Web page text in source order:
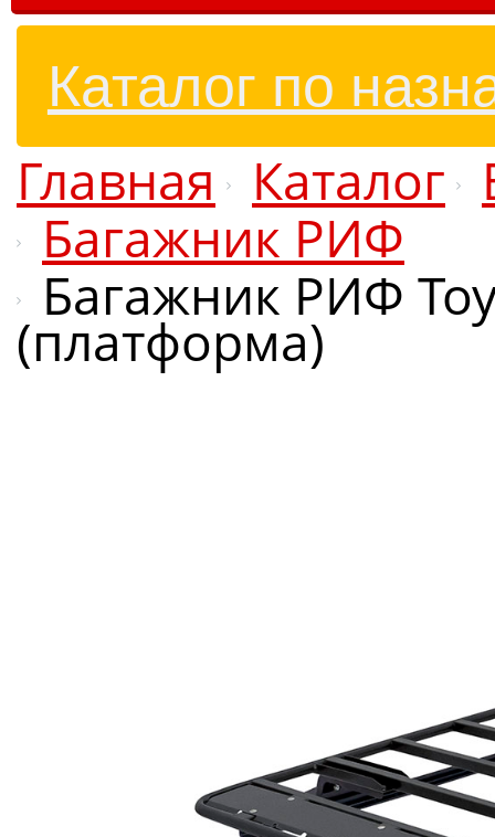
Каталог по
Главная Каталог
Багажник РИФ
Багажник РИФ
(платформа)